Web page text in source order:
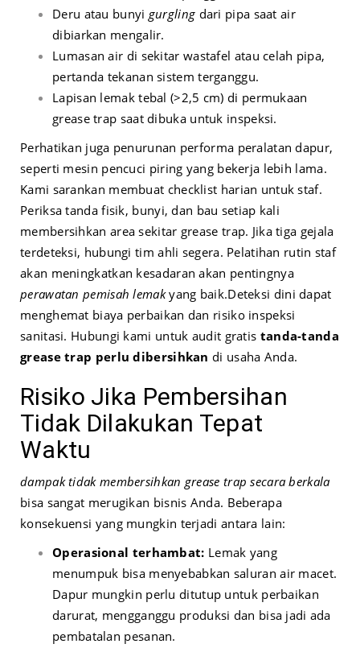
Deru atau bunyi gurgling dari pipa saat air
dibiarkan mengalir.
Lumasan air di sekitar wastafel atau celah pipa,
pertanda tekanan sistem terganggu.
Lapisan lemak tebal (>2,5 cm) di permukaan
grease trap saat dibuka untuk inspeksi.
Perhatikan juga penurunan performa peralatan dapur,
seperti mesin pencuci piring yang bekerja lebih lama.
Kami sarankan membuat checklist harian untuk staf.
Periksa tanda fisik, bunyi, dan bau setiap kali
membersihkan area sekitar grease trap. Jika tiga gejala
terdeteksi, hubungi tim ahli segera. Pelatihan rutin staf
akan meningkatkan kesadaran akan pentingnya
perawatan pemisah lemakyang baik.Deteksi dini dapat
menghemat biaya perbaikan dan risiko inspeksi
sanitasi. Hubungi kami untuk audit gratis tanda-tanda
grease trap perlu dibersihkan di usaha Anda.
Risiko Jika Pembersihan
Tidak Dilakukan Tepat
Waktu
dampak tidak membersihkan grease trap secara berkala
bisa sangat merugikan bisnis Anda. Beberapa
konsekuensi yang mungkin terjadi antara lain:
Operasional terhambat: Lemak yang
menumpuk bisa menyebabkan saluran air macet.
Dapur mungkin perlu ditutup untuk perbaikan
darurat, mengganggu produksi dan bisa jadi ada
pembatalan pesanan.